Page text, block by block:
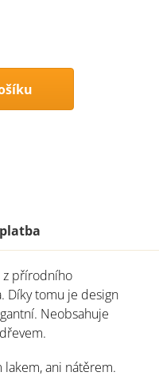
z přírodního
Díky tomu je design
Neobsahuje
lakem, ani nátěrem.